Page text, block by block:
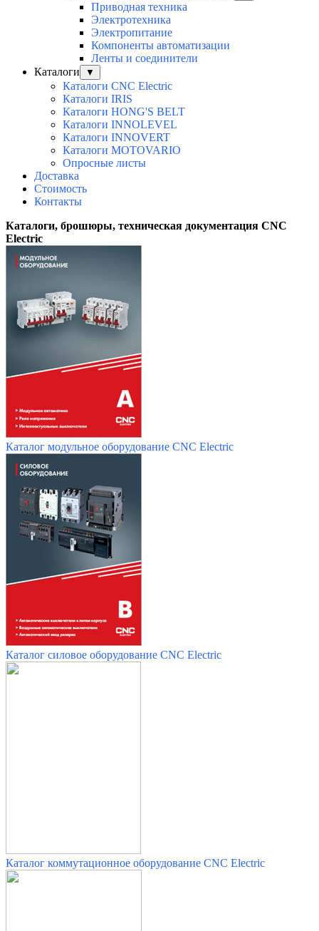
Приводная техника
Электротехника
Электропитание
Компоненты автоматизации
Ленты и соединители
Каталоги
▼
Каталоги CNC Electric
Каталоги IRIS
Каталоги HONG'S BELT
Каталоги INNOLEVEL
Каталоги INNOVERT
Каталоги MOTOVARIO
Опросные листы
Доставка
Стоимость
Контакты
Каталоги, брошюры, техническая документация CNC
Electric
Каталог модульное оборудование CNC Electric
Каталог силовое оборудование CNC Electric
Каталог коммутационное оборудование CNC Electric